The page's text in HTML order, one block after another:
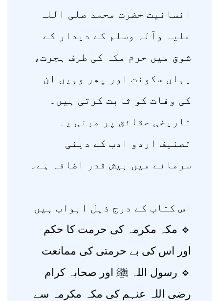
انسانیت حضرت محمد صلی اللہ
علیہ وآلہ وسلم کے دیدار کے
شوق میں حرم مکہ کی طرف ہجرت،
یہاں سکونت اور پھر وہیں ان
کی وفات کو ثابت کرتی ہیں۔
تاریخی حقائق پر مبنی یہ
تصنیف اردو ادب کے دینی
سرمائے میں بیش قدر اضافہ ہے۔
اس کتاب کے درج ذیل ابواب ہیں
🔹 مکہ مکرمہ کی حرمت کا حکم
اور اس کی بے حرمتی کی ممانعت
🔹 رسول اللہ ﷺ اور صحابہ کرام
رضی اللہ عنہم کی مکہ مکرمہ سے